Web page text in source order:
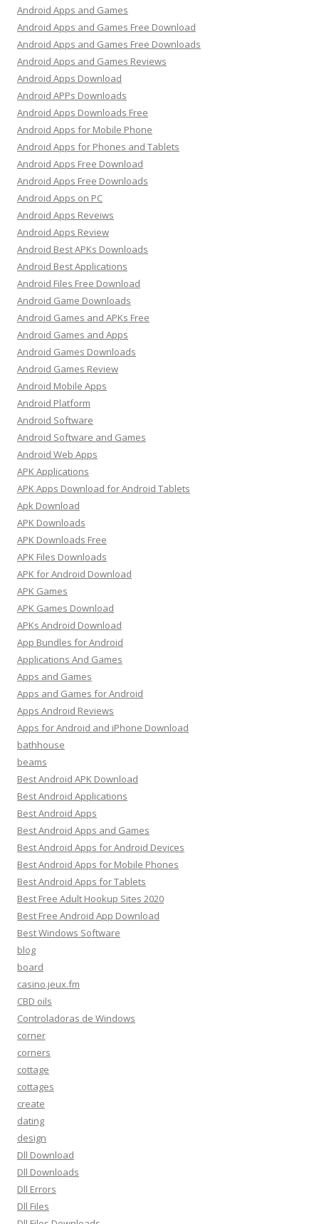
Android Apps and Games
Android Apps and Games Free Download
Android Apps and Games Free Downloads
Android Apps and Games Reviews
Android Apps Download
Android APPs Downloads
Android Apps Downloads Free
Android Apps for Mobile Phone
Android Apps for Phones and Tablets
Android Apps Free Download
Android Apps Free Downloads
Android Apps on PC
Android Apps Reveiws
Android Apps Review
Android Best APKs Downloads
Android Best Applications
Android Files Free Download
Android Game Downloads
Android Games and APKs Free
Android Games and Apps
Android Games Downloads
Android Games Review
Android Mobile Apps
Android Platform
Android Software
Android Software and Games
Android Web Apps
APK Applications
APK Apps Download for Android Tablets
Apk Download
APK Downloads
APK Downloads Free
APK Files Downloads
APK for Android Download
APK Games
APK Games Download
APKs Android Download
App Bundles for Android
Applications And Games
Apps and Games
Apps and Games for Android
Apps Android Reviews
Apps for Android and iPhone Download
bathhouse
beams
Best Android APK Download
Best Android Applications
Best Android Apps
Best Android Apps and Games
Best Android Apps for Android Devices
Best Android Apps for Mobile Phones
Best Android Apps for Tablets
Best Free Adult Hookup Sites 2020
Best Free Android App Download
Best Windows Software
blog
board
casino.jeux.fm
CBD oils
Controladoras de Windows
corner
corners
cottage
cottages
create
dating
design
Dll Download
Dll Downloads
Dll Errors
Dll Files